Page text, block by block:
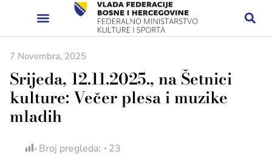
7 Novembra, 2025
Srijeda, 12.11.2025., na Šetnici
kulture: Večer plesa i muzike
mladih
Broj pregleda: 23